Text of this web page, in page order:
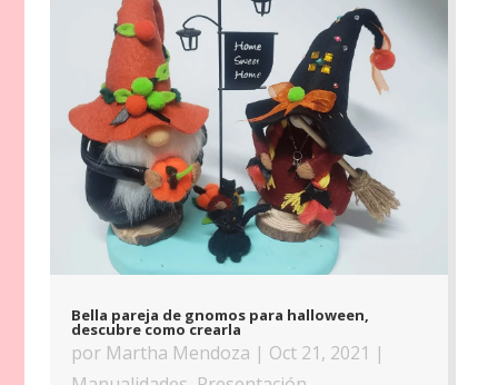
Bella pareja de gnomos para halloween,
descubre como crearla
por Martha Mendoza | Oct 21, 2021 |